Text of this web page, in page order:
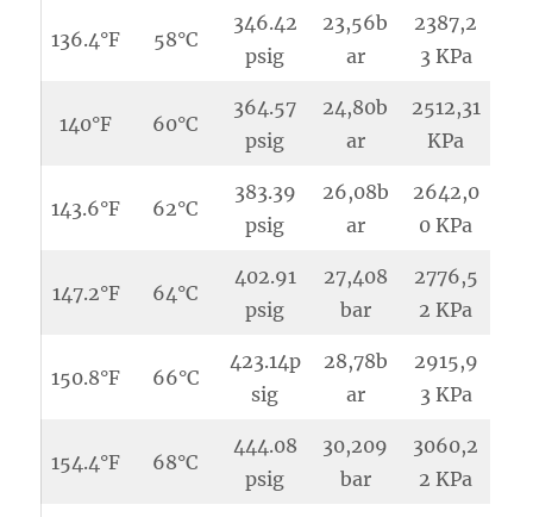
136.4°F 58°C
346.42
psig
23,56b
ar
2387,2
3 KPa
140°F 60°C
364.57
psig
24,80b
ar
2512,31
KPa
143.6°F 62°C
383.39
psig
26,08b
ar
2642,0
0 KPa
147.2°F 64°C
402.91
psig
27,408
bar
2776,5
2 KPa
150.8°F 66°C
423.14p
sig
28,78b
ar
2915,9
3 KPa
154.4°F 68°C
444.08
psig
30,209
bar
3060,2
2 KPa